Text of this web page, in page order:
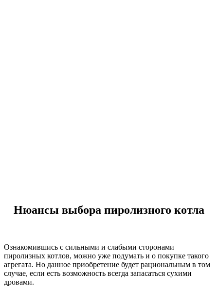
Нюансы выбора пиролизного котла
Ознакомившись с сильными и слабыми сторонами
пиролизных котлов, можно уже подумать и о покупке такого
агрегата. Но данное приобретение будет рациональным в том
случае, если есть возможность всегда запасаться сухими
дровами.